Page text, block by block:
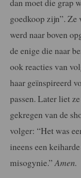
goedkoop zijn”. Ze
werd naar boven
de enige die naar
ook reacties van
haar geïnspireerd
passen. Later liet
gekregen van de
volger: “Het was
ineens een
misogynie.” Amen.